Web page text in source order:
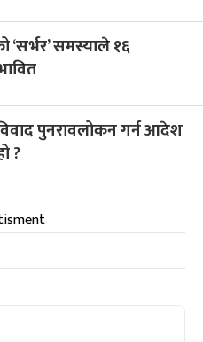
‘सर्भर’ समस्याले १६
पुनरावलोकन गर्न आदेश
?